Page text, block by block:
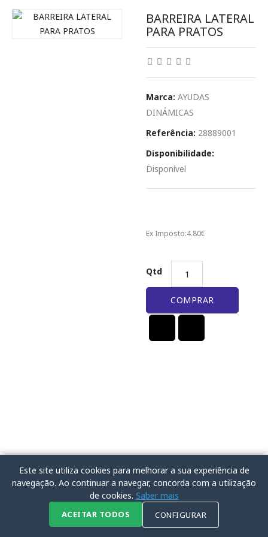
BARREIRA LATERAL
PARA PRATOS
Marca: AYUDAS
DINÁMICAS
Referência: 28889001
Disponibilidade:
Disponível
Ex Imposto:4.80€
Qtd
COMPRAR
Este site utiliza cookies para melhorar a sua experiência de
navegação. Ao continuar a navegar, concorda com a utilização
de cookies. Saber mais
ACEITAR TODOS CONFIGURAR